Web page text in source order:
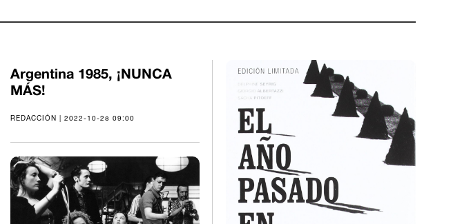
Argentina 1985, ¡NUNCA
MÁS!
REDACCIÓN | 2022-10-28 09:00